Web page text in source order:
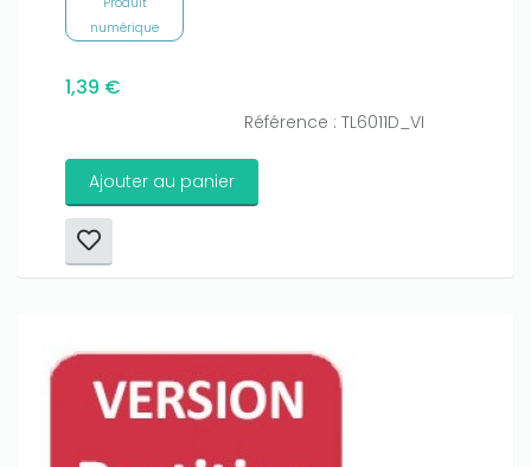
numérique
1,39 €
Référence : TL6011D_VI
Ajouter au panier